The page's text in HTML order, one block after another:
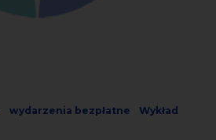
wydarzenia bezpłatne
Wykład